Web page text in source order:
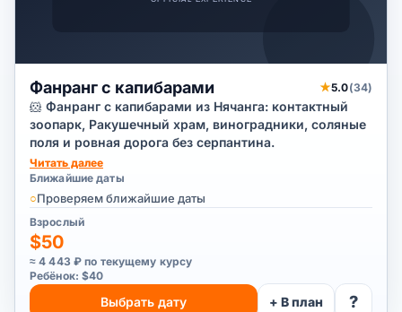
Фанранг с капибарами ★5.0(34)
🐹 Фанранг с капибарами из Нячанга: контактный
зоопарк, Ракушечный храм, виноградники, соляные
поля и ровная дорога без серпантина.
Читать далее
Ближайшие даты
○Проверяем ближайшие даты
Взрослый
$50
≈ 4 443 ₽ по текущему курсу
Ребёнок: $40
Выбрать дату + В план ?